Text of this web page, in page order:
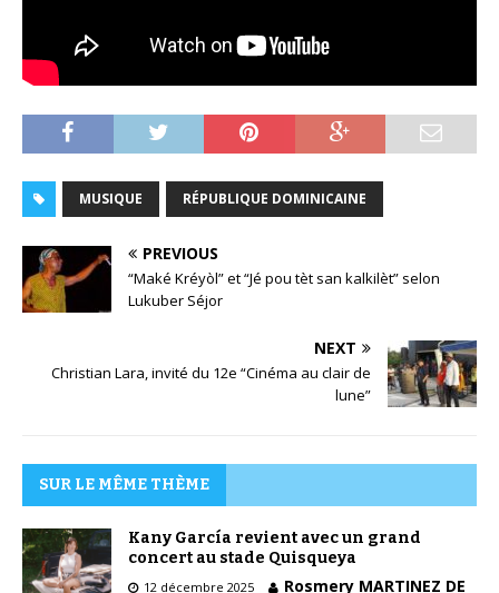
MUSIQUE RÉPUBLIQUE DOMINICAINE
PREVIOUS
“Maké Kréyòl” et “Jé pou tèt san kalkilèt” selon
Lukuber Séjor
NEXT
Christian Lara, invité du 12e “Cinéma au clair de
lune”
SUR LE MÊME THÈME
Kany García revient avec un grand
concert au stade Quisqueya
12 décembre 2025
Rosmery MARTINEZ DE